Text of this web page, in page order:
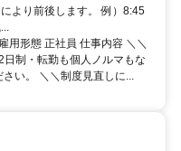
より前後します。 例）8:45
用形態 正社員 仕事内容 ＼＼
制・転勤も個人ノルマもな
い。 ＼＼制度見直しに...